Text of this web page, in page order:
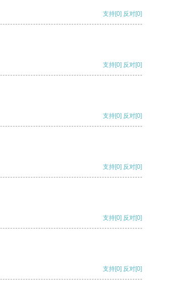
支持[0] 反对[0]
支持[0] 反对[0]
支持[0] 反对[0]
支持[0] 反对[0]
支持[0] 反对[0]
支持[0] 反对[0]